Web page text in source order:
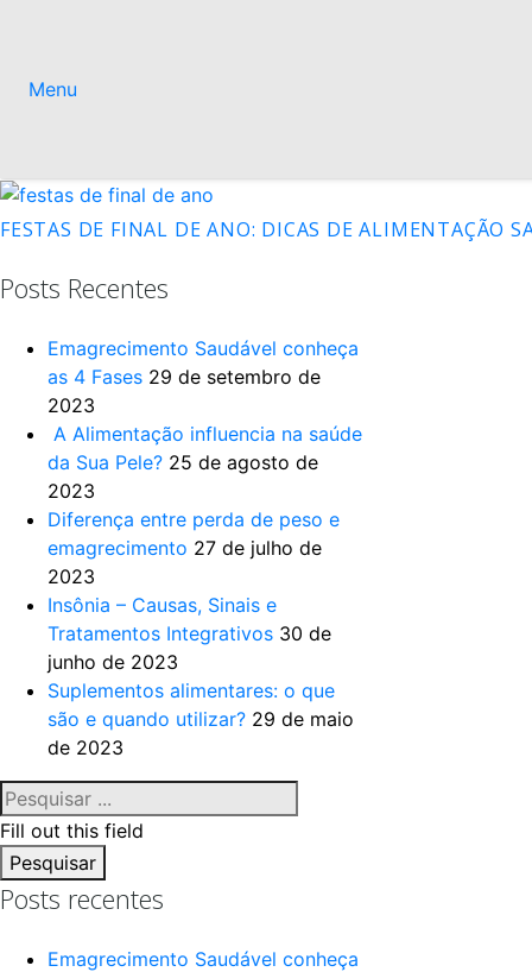
Menu
FESTAS DE FINAL DE ANO: DICAS DE ALIMENTAÇÃO
Posts Recentes
Emagrecimento Saudável conheça
as 4 Fases 29 de setembro de
2023
A Alimentação influencia na saúde
da Sua Pele? 25 de agosto de
2023
Diferença entre perda de peso e
emagrecimento 27 de julho de
2023
Insônia – Causas, Sinais e
Tratamentos Integrativos 30 de
junho de 2023
Suplementos alimentares: o que
são e quando utilizar? 29 de maio
de 2023
Fill out this field
Pesquisar
Posts recentes
Emagrecimento Saudável conheça